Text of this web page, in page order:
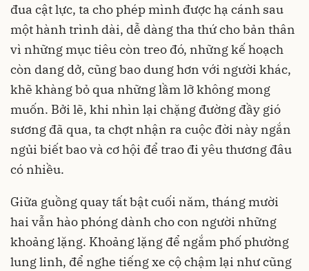
đua cật lực, ta cho phép mình được hạ cánh sau
một hành trình dài, dễ dàng tha thứ cho bản thân
vì những mục tiêu còn treo đó, những kế hoạch
còn dang dở, cũng bao dung hơn với người khác,
khẽ khàng bỏ qua những lầm lỡ không mong
muốn. Bởi lẽ, khi nhìn lại chặng đường đầy gió
sương đã qua, ta chợt nhận ra cuộc đời này ngắn
ngủi biết bao và cơ hội để trao đi yêu thương đâu
có nhiều.
Giữa guồng quay tất bật cuối năm, tháng mười
hai vẫn hào phóng dành cho con người những
khoảng lặng. Khoảng lặng để ngắm phố phường
lung linh, để nghe tiếng xe cộ chậm lại như cũng